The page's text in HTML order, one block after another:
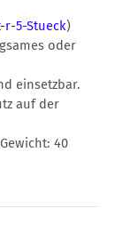
r-5-Stueck)
oder
einsetzbar.
auf der
40